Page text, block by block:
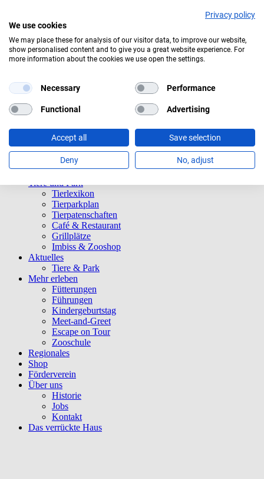
Informationen
Eintrittspreise
Besuch mit Beeinträchtigungen
Veranstaltungen
Tierparkordnung
Spenden
Barrierefreiheit
Tiere und Park
Tierlexikon
Tierparkplan
Tierpatenschaften
Café & Restaurant
Grillplätze
Imbiss & Zooshop
Aktuelles
Tiere & Park
Mehr erleben
Fütterungen
Führungen
Kindergeburtstag
Meet-and-Greet
Escape on Tour
Zooschule
Regionales
Shop
Förderverein
Über uns
Historie
Jobs
Kontakt
Das verrückte Haus
Privacy policy
We use cookies
We may place these for analysis of our visitor data, to improve our website,
show personalised content and to give you a great website experience. For
more information about the cookies we use open the settings.
Necessary Performance
Functional Advertising
Accept all Save selection
Deny No, adjust